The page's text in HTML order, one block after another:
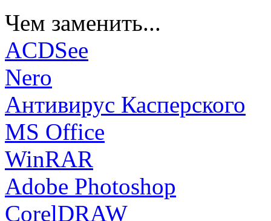
Чем заменить...
ACDSee
Nero
Антивирус Касперского
MS Office
WinRAR
Adobe Photoshop
CorelDRAW